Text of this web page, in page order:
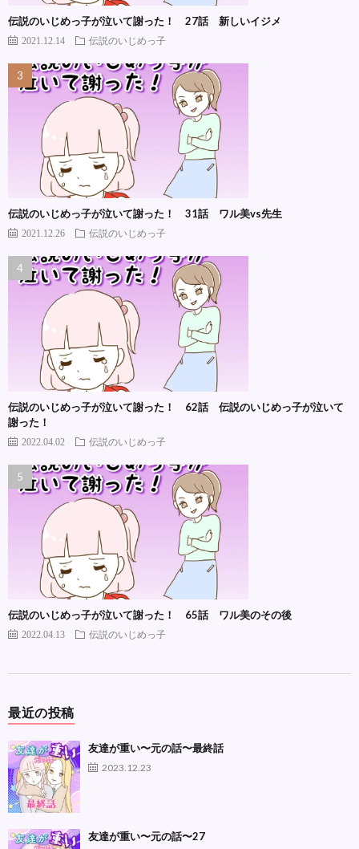
伝説のいじめっ子が泣いて謝った！ 27話 新しいイジメ
2021.12.14 伝説のいじめっ子
伝説のいじめっ子が泣いて謝った！ 31話 ワル美vs先生
2021.12.26 伝説のいじめっ子
伝説のいじめっ子が泣いて謝った！ 62話 伝説のいじめっ子が泣いて
謝った！
2022.04.02 伝説のいじめっ子
伝説のいじめっ子が泣いて謝った！ 65話 ワル美のその後
2022.04.13 伝説のいじめっ子
最近の投稿
友達が重い〜元の話〜最終話
2023.12.23
友達が重い〜元の話〜27